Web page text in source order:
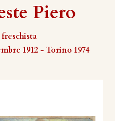
Piero
1912 - Torino 1974